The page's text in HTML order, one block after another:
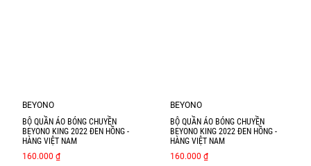
BEYONO
BỘ QUẦN ÁO BÓNG CHUYỀN
BEYONO KING 2022 ĐEN HỒNG -
HÀNG VIỆT NAM
160.000 ₫
BEYONO
BỘ QUẦN ÁO BÓNG CHUYỀN
BEYONO KING 2022 ĐEN HỒNG -
HÀNG VIỆT NAM
160.000 ₫